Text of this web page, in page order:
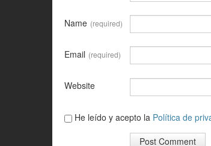
Name (required)
Email (required)
Website
He leído y acepto la Política de